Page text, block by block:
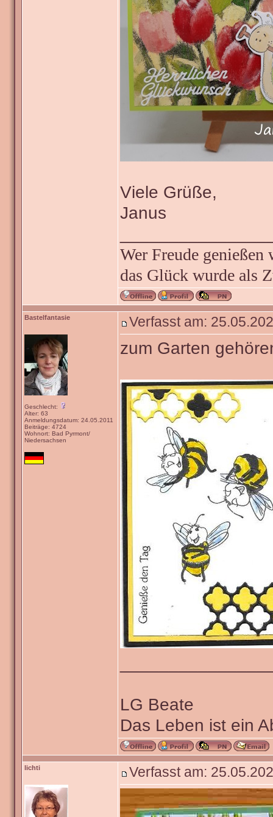
Viele Grüße,
Janus
Wer Freude
das Glück wurde als
Bastelfantasie
Geschlecht:
Alter: 63
Anmeldungsdatum: 24.05.2011
Beiträge: 4724
Wohnort: Bad Pyrmont/
Niedersachsen
Verfasst am:
zum Garten
LG Beate
Das Leben ist ein
lichti Verfasst am: